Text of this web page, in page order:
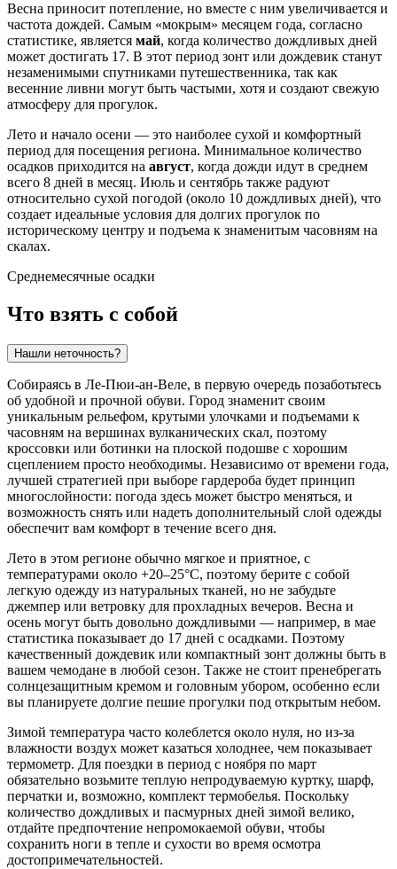
Весна приносит потепление, но вместе с ним увеличивается и
частота дождей. Самым «мокрым» месяцем года, согласно
статистике, является май, когда количество дождливых дней
может достигать 17. В этот период зонт или дождевик станут
незаменимыми спутниками путешественника, так как
весенние ливни могут быть частыми, хотя и создают свежую
атмосферу для прогулок.
Лето и начало осени — это наиболее сухой и комфортный
период для посещения региона. Минимальное количество
осадков приходится на август, когда дожди идут в среднем
всего 8 дней в месяц. Июль и сентябрь также радуют
относительно сухой погодой (около 10 дождливых дней), что
создает идеальные условия для долгих прогулок по
историческому центру и подъема к знаменитым часовням на
скалах.
Среднемесячные осадки
Что взять с собой
Нашли неточность?
Собираясь в Ле-Пюи-ан-Веле, в первую очередь позаботьтесь
об удобной и прочной обуви. Город знаменит своим
уникальным рельефом, крутыми улочками и подъемами к
часовням на вершинах вулканических скал, поэтому
кроссовки или ботинки на плоской подошве с хорошим
сцеплением просто необходимы. Независимо от времени года,
лучшей стратегией при выборе гардероба будет принцип
многослойности: погода здесь может быстро меняться, и
возможность снять или надеть дополнительный слой одежды
обеспечит вам комфорт в течение всего дня.
Лето в этом регионе обычно мягкое и приятное, с
температурами около +20–25°C, поэтому берите с собой
легкую одежду из натуральных тканей, но не забудьте
джемпер или ветровку для прохладных вечеров. Весна и
осень могут быть довольно дождливыми — например, в мае
статистика показывает до 17 дней с осадками. Поэтому
качественный дождевик или компактный зонт должны быть в
вашем чемодане в любой сезон. Также не стоит пренебрегать
солнцезащитным кремом и головным убором, особенно если
вы планируете долгие пешие прогулки под открытым небом.
Зимой температура часто колеблется около нуля, но из-за
влажности воздух может казаться холоднее, чем показывает
термометр. Для поездки в период с ноября по март
обязательно возьмите теплую непродуваемую куртку, шарф,
перчатки и, возможно, комплект термобелья. Поскольку
количество дождливых и пасмурных дней зимой велико,
отдайте предпочтение непромокаемой обуви, чтобы
сохранить ноги в тепле и сухости во время осмотра
достопримечательностей.